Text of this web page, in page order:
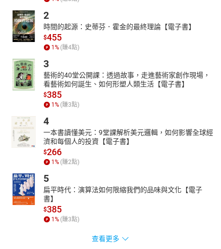
2
時間的起源：史蒂芬．霍金的最終理論【電子書】
$455
1% (賺4點)
3
藝術的40堂公開課：透過故事，走進藝術家創作現場，
看藝術如何誕生、如何形塑人類生活【電子書】
$385
1% (賺3點)
4
一本書讀懂美元：9堂課解析美元邏輯，如何影響全球經
濟和每個人的投資【電子書】
$266
1% (賺2點)
5
扁平時代：演算法如何限縮我們的品味與文化【電子
書】
$385
1% (賺3點)
查看更多